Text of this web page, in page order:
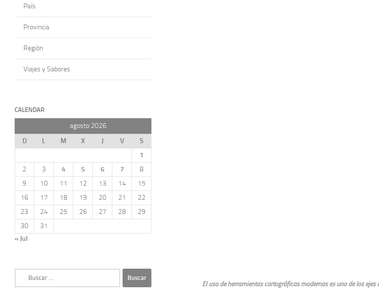
El uso de herramientas cartográficas modernas es uno de los ejes
País
Provincia
Región
Viajes y Sabores
CALENDAR
agosto 2026
D
L M X J V
S
1
2
3 4 5 6 7
8
9
10 11 12 13 14
15
16
17 18 19 20 21
22
23
24 25 26 27 28
29
30
31
« Jul